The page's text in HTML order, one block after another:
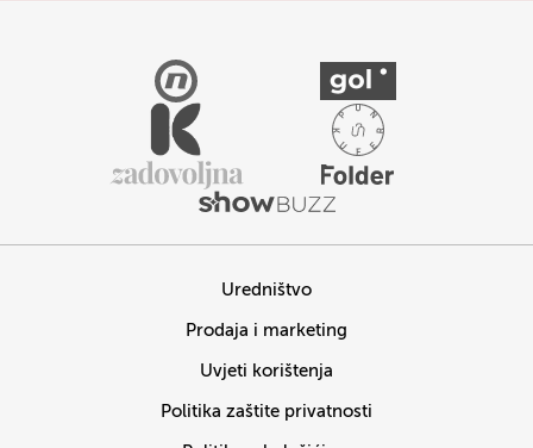
Uredništvo
Prodaja i marketing
Uvjeti korištenja
Politika zaštite privatnosti